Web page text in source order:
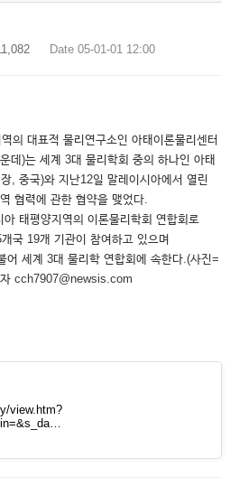
Date 05-01-01 12:00
의 대표적 물리연구소인 아태이론물리센터
데)는 세계 3대 물리학회 중의 하나인 아태
, 중국)와 지난12일 말레이시아에서 열린
협력에 관한 협약을 맺었다.
태평양지역의 이론물리학회 연합회로
국 19개 기관이 참여하고 있으며
어 세계 3대 물리학 연합회에 속한다.(사진=
cch7907@newsis.com
view.htm?